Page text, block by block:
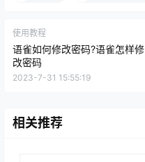
使用教程
语雀如何修改密码?语雀怎样修
改密码
2023-7-31 15:55:19
相关推荐